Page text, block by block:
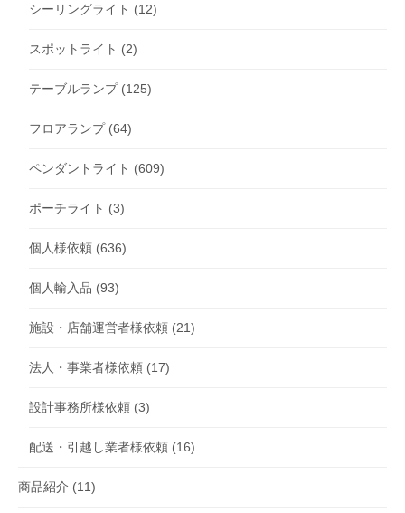
シーリングライト (12)
スポットライト (2)
テーブルランプ(125)
フロアランプ(64)
ペンダントライト (609)
ポーチライト (3)
個人様依頼 (636)
個人輸入品 (93)
施設・店舗運営者様依頼 (21)
法人・事業者様依頼 (17)
設計事務所様依頼 (3)
配送・引越し業者様依頼 (16)
商品紹介 (11)